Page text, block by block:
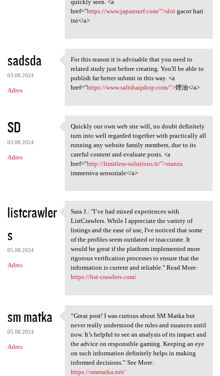
quickly seen. <a
href="https://www.japansurf.com/">slotgacor hari
ini</a>
sadsda
03.08.2024
Adres
For this reason it is
For this reason it is advisable that you need to
related study just before creating. You'll be able to
publish far better submit in this way. <a
href="https://www.saltshaqshop.com/">煙油</a>
SD
03.08.2024
Adres
Quickly our own web site will
Quickly our own web site will, no doubt definitely
turn into well regarded together with practically all
running any website family members, due to its
careful content and evaluate posts. <a
href="http://limitless-solutions.it/">stanza
immersiva sensoriale</a>
listcrawler
s
05.08.2024
Adres
Sara J.: "I’ve had mixed
Sara J.: "I’ve had mixed experiences with
ListCrawlers. While I appreciate the variety of
listings and the ease of use, I've noticed that some
of the profiles seem outdated or inaccurate. It
would be great if the platform implemented more
rigorous verification processes to ensure that the
information is current and reliable." Read More:
https://list-crawlers.com/
sm matka
05.08.2024
Adres
“Great post! I was curious
“Great post! I was curious about SM Matka but
never really understood the rules and nuances until
now. It’s helpful to see an analysis of its impact and
the advice on responsible gaming. Keeping an eye
on such information definitely helps in making
informed decisions.” See More:
https://smmatka.net/